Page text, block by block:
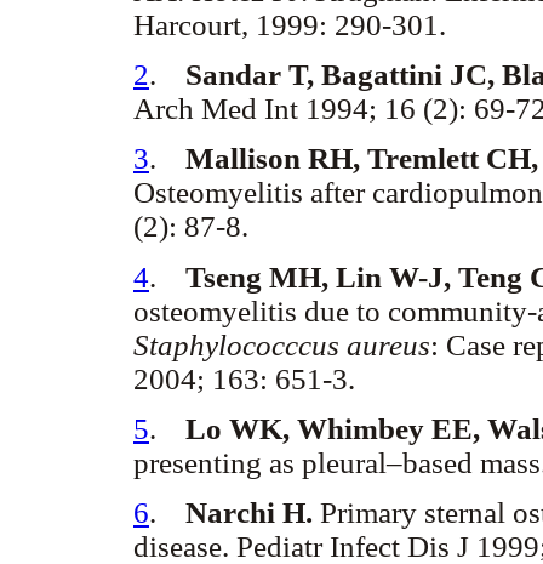
Harcourt, 1999: 290-301.
2. Sandar T, Bagattini JC,
Arch Med Int 1994; 16 (2): 69-
3. Mallison RH, Tremlett
Osteomyelitis after
(2): 87-8.
4. Tseng MH, Lin W-J, Teng
osteomyelitis due to
Staphylococccus aureus: Case
2004; 163: 651-3.
5. Lo WK, Whimbey EE,
presenting as pleural–based
6. Narchi H. Primary sternal
disease. Pediatr Infect Dis J